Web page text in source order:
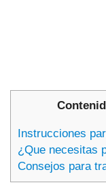
Instrucciones
¿Que necesitas
Consejos para